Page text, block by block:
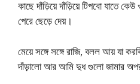
কাছে দাঁড়িয়ে দাঁড়িয়ে টিপবো যাতে
পেরে ছেড়ে দেয়।
মেয়ে সঙ্গে সঙ্গে রাজি, বলল আয় যা
দাঁড়ালো আর আমি দুধ গুলো জামার